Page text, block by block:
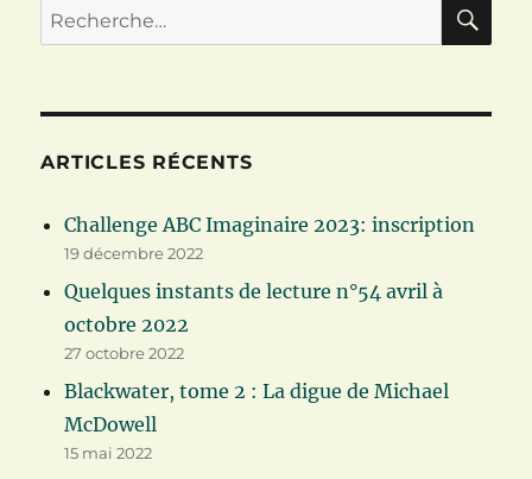
Recherche
pour :
ARTICLES RÉCENTS
Challenge ABC Imaginaire 2023: inscription
19 décembre 2022
Quelques instants de lecture n°54 avril à
octobre 2022
27 octobre 2022
Blackwater, tome 2 : La digue de Michael
McDowell
15 mai 2022